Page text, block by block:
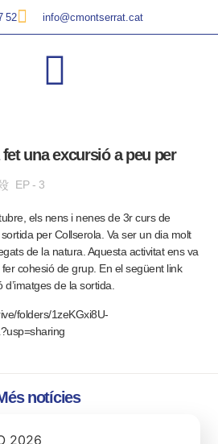
52 info@cmontserrat.cat
fet una excursió a peu per
EP - 3
els nens i nenes de 3r curs de
per Collserola. Va ser un dia molt
de la natura. Aquesta activitat ens va
cohesió de grup. En el següent link
de la sortida.
folders/1zeKGxi8U-
notícies